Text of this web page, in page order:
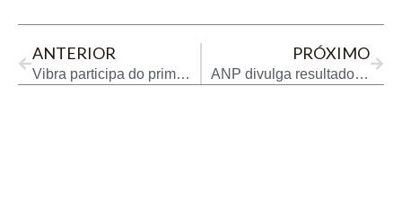
ANTERIOR
Vibra participa do primeiro dia da ROG.e
PRÓXIMO
ANP divulga resultados de ações de fiscalização em 15 unidades da Federação